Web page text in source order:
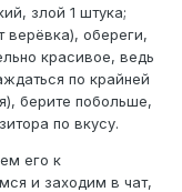
злой 1 штука;
верёвка), обереги,
красивое, ведь
по крайней
берите побольше,
по вкусу.
его к
и заходим в чат,